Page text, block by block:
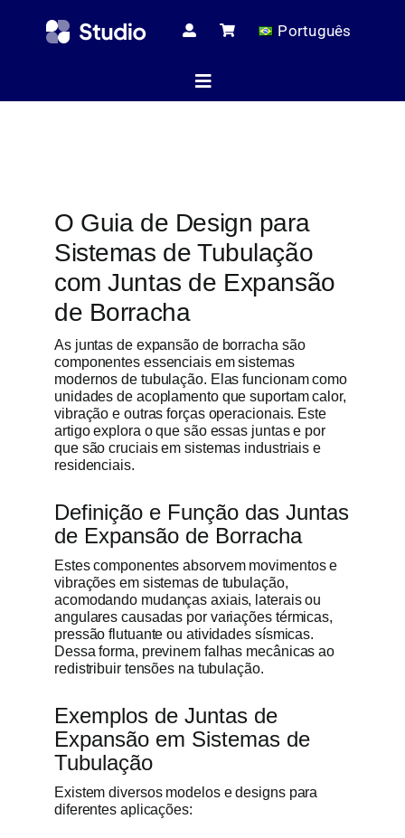
Português
Toggle
Artigos
Todos os
Obter
O Guia de Design para
Sistemas de Tubulação
com Juntas de Expansão
de Borracha
As juntas de expansão de borracha são
componentes essenciais em sistemas
modernos de tubulação. Elas funcionam como
unidades de acoplamento que suportam calor,
vibração e outras forças operacionais. Este
artigo explora o que são essas juntas e por
que são cruciais em sistemas industriais e
residenciais.
Definição e Função das Juntas
de Expansão de Borracha
Estes componentes absorvem movimentos e
vibrações em sistemas de tubulação,
acomodando mudanças axiais, laterais ou
angulares causadas por variações térmicas,
pressão flutuante ou atividades sísmicas.
Dessa forma, previnem falhas mecânicas ao
redistribuir tensões na tubulação.
Exemplos de Juntas de
Expansão em Sistemas de
Tubulação
Existem diversos modelos e designs para
diferentes aplicações: